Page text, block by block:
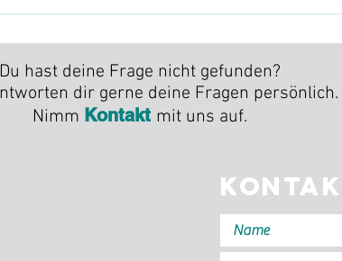
Auch Homeshootings sind möglich. Hierfür wir
Du hast deine Frage nicht gefunden?
dir gerne deine Fragen persönlich.
Nimm Kontakt mit uns auf.